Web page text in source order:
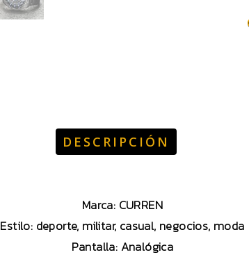
DESCRIPCIÓN
Marca: CURREN
Estilo: deporte, militar, casual, negocios, moda
Pantalla: Analógica